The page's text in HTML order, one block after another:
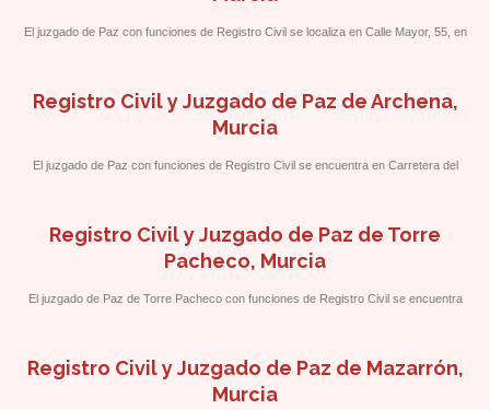
El juzgado de Paz con funciones de Registro Civil se localiza en Calle Mayor, 55, en
Registro Civil y Juzgado de Paz de Archena,
Murcia
El juzgado de Paz con funciones de Registro Civil se encuentra en Carretera del
Registro Civil y Juzgado de Paz de Torre
Pacheco, Murcia
El juzgado de Paz de Torre Pacheco con funciones de Registro Civil se encuentra
Registro Civil y Juzgado de Paz de Mazarrón,
Murcia